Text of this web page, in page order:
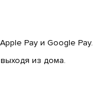
Pay и Google Pay.
из дома.